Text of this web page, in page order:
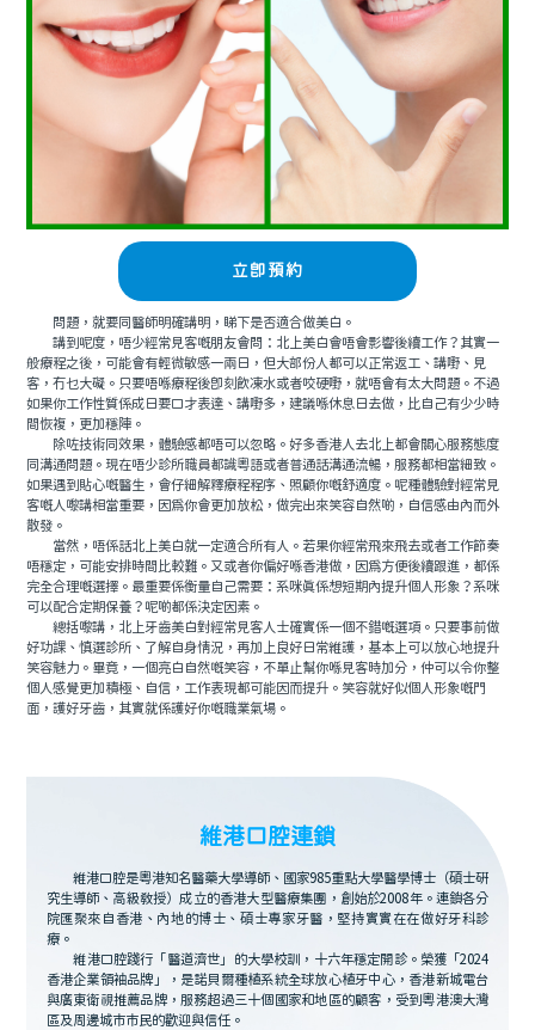
立即預約
問題，就要同醫師明確講明，睇下是否適合做美白。
講到呢度，唔少經常見客嘅朋友會問：北上美白會唔會影響後續工作？其實一
般療程之後，可能會有輕微敏感一兩日，但大部份人都可以正常返工、講嘢、見
客，冇乜大礙。只要唔喺療程後即刻飲凍水或者咬硬嘢，就唔會有太大問題。不過
如果你工作性質係成日要口才表達、講嘢多，建議喺休息日去做，比自己有少少時
間恢複，更加穩陣。
除咗技術同效果，體驗感都唔可以忽略。好多香港人去北上都會關心服務態度
同溝通問題。現在唔少診所職員都識粵語或者普通話溝通流暢，服務都相當細致。
如果遇到貼心嘅醫生，會仔細解釋療程程序、照顧你嘅舒適度。呢種體驗對經常見
客嘅人嚟講相當重要，因爲你會更加放松，做完出來笑容自然啲，自信感由內而外
散發。
當然，唔係話北上美白就一定適合所有人。若果你經常飛來飛去或者工作節奏
唔穩定，可能安排時間比較難。又或者你偏好喺香港做，因爲方便後續跟進，都係
完全合理嘅選擇。最重要係衡量自己需要：系咪真係想短期內提升個人形象？系咪
可以配合定期保養？呢啲都係決定因素。
總括嚟講，北上牙齒美白對經常見客人士確實係一個不錯嘅選項。只要事前做
好功課、慎選診所、了解自身情況，再加上良好日常維護，基本上可以放心地提升
笑容魅力。畢竟，一個亮白自然嘅笑容，不單止幫你喺見客時加分，仲可以令你整
個人感覺更加積極、自信，工作表現都可能因而提升。笑容就好似個人形象嘅門
面，護好牙齒，其實就係護好你嘅職業氣場。
維港口腔連鎖
維港口腔是粵港知名醫藥大學導師、國家985重點大學醫學博士（碩士研
究生導師、高級教授）成立的香港大型醫療集團，創始於2008年。連鎖各分
院匯聚來自香港、內地的博士、碩士專家牙醫，堅持實實在在做好牙科診
療。
維港口腔踐行「醫道濟世」的大學校訓，十六年穩定開診。榮獲「2024
香港企業領袖品牌」，是諾貝爾種植系統全球放心植牙中心，香港新城電台
與廣東衛視推薦品牌，服務超過三十個國家和地區的顧客，受到粵港澳大灣
區及周邊城市市民的歡迎與信任。